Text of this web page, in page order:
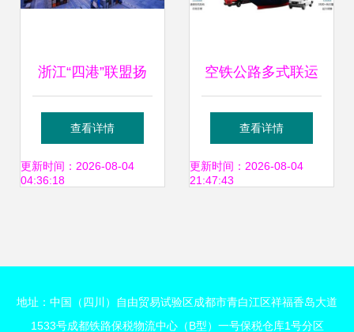
浙江“四港”联盟扬
帆起航 传化智联携
手宁波舟山港，以
查看详情
更新时间：2026-08-04
04:36:18
空铁公路多式联运
构建高效、绿色、
无缝衔接的现代物
查看详情
更新时间：2026-08-04
21:47:43
地址：中国（四川）自由贸易试验区成都市青白江区祥福香岛大道
1533号成都铁路保税物流中心（B型）一号保税仓库1号分区